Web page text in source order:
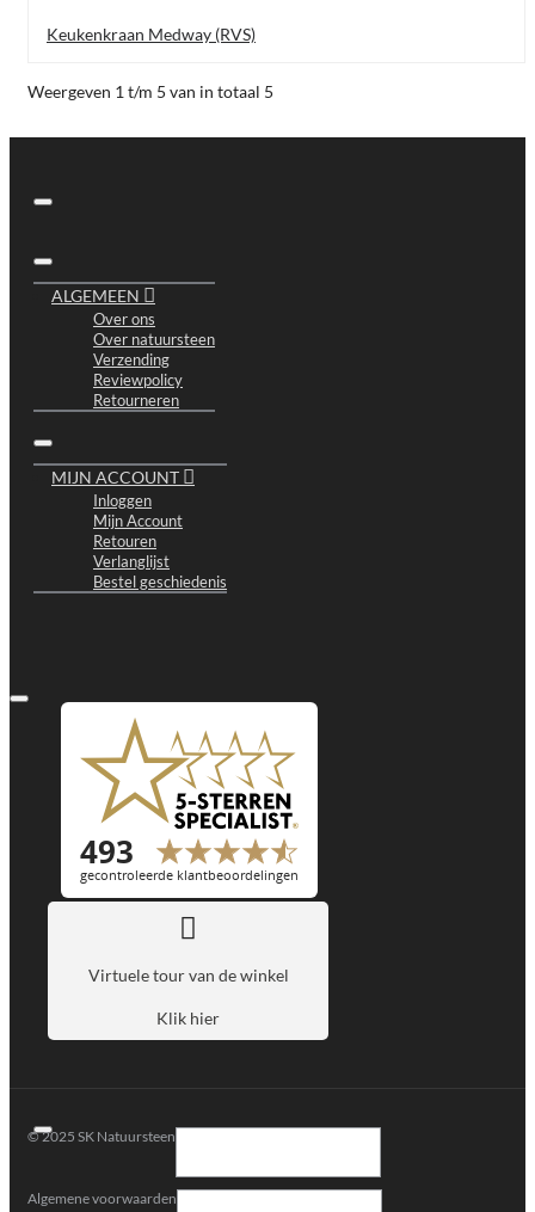
Keukenkraan Medway (RVS)
Weergeven 1 t/m 5 van in totaal 5
ALGEMEEN
Over ons
Over natuursteen
Verzending
Reviewpolicy
Retourneren
MIJN ACCOUNT
Inloggen
Mijn Account
Retouren
Verlanglijst
Bestel geschiedenis
Virtuele tour van de winkel
Klik hier
© 2025 SK Natuursteen
Algemene voorwaarden